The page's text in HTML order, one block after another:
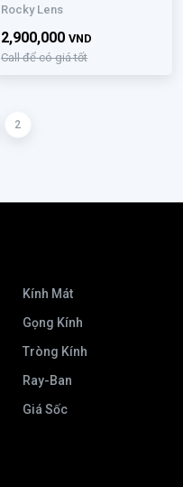
Rocky Lens
Call để có giá tốt
2,900,000 VND
2
Kính Mát
Gọng Kính
Tròng Kính
Ray-Ban
Giá Sốc